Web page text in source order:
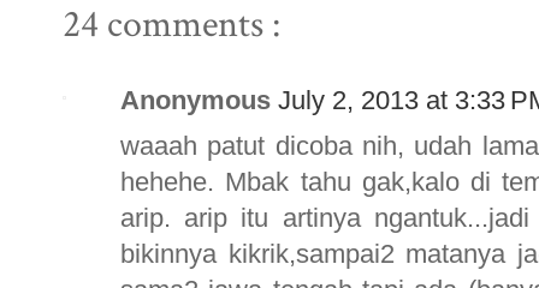
24 comments :
Anonymous July 2, 2013 at 3:33
waaah patut dicoba nih, udah
hehehe. Mbak tahu gak,kalo di
arip. arip itu artinya
bikinnya kikrik,sampai2 matanya